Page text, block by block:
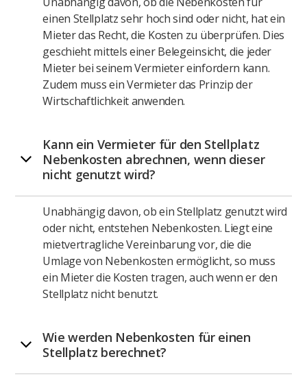
einen Stellplatz sehr hoch sind oder nicht, hat ein
Mieter das Recht, die Kosten zu überprüfen. Dies
geschieht mittels einer Belegeinsicht, die jeder
Mieter bei seinem Vermieter einfordern kann.
Zudem muss ein Vermieter das Prinzip der
Wirtschaftlichkeit anwenden.
Kann ein Vermieter für den Stellplatz
Nebenkosten abrechnen, wenn dieser
nicht genutzt wird?
Unabhängig davon, ob ein Stellplatz genutzt wird
oder nicht, entstehen Nebenkosten. Liegt eine
mietvertragliche Vereinbarung vor, die die
Umlage von Nebenkosten ermöglicht, so muss
ein Mieter die Kosten tragen, auch wenn er den
Stellplatz nicht benutzt.
Wie werden Nebenkosten für einen
Stellplatz berechnet?